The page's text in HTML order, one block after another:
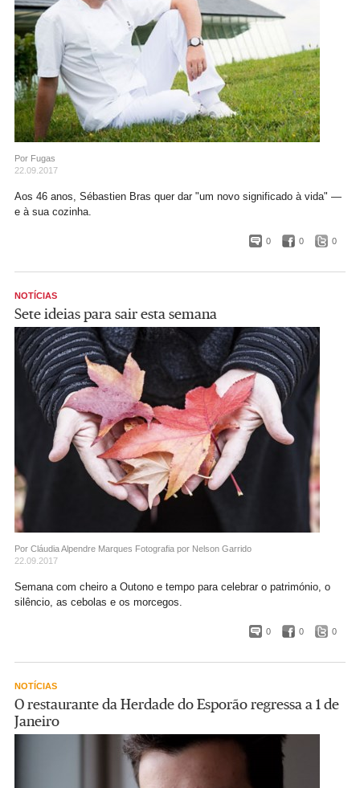
Por Fugas
22.09.2017
Aos 46 anos, Sébastien Bras quer dar "um novo significado à vida" —
e à sua cozinha.
0 0 0
NOTÍCIAS
Sete ideias para sair esta semana
Por Cláudia Alpendre Marques Fotografia por Nelson Garrido
22.09.2017
Semana com cheiro a Outono e tempo para celebrar o património, o
silêncio, as cebolas e os morcegos.
0 0 0
NOTÍCIAS
O restaurante da Herdade do Esporão regressa a 1 de
Janeiro